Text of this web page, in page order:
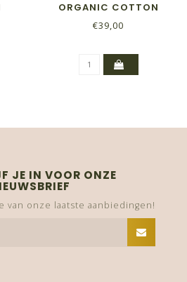
ORGANIC COTTON
TRIANGLE BRA| BLACK
€39,00
JE IN VOOR ONZE
van onze laatste aanbiedingen!